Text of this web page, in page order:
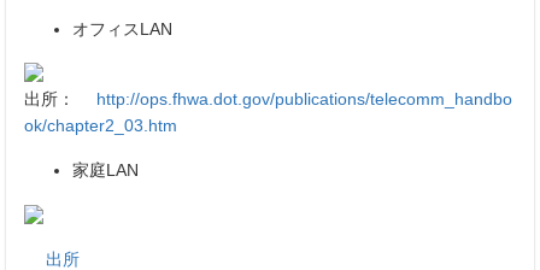
オフィスLAN
出所：
http://ops.fhwa.dot.gov/publications/telecomm_handbo
ok/chapter2_03.htm
家庭LAN
出所